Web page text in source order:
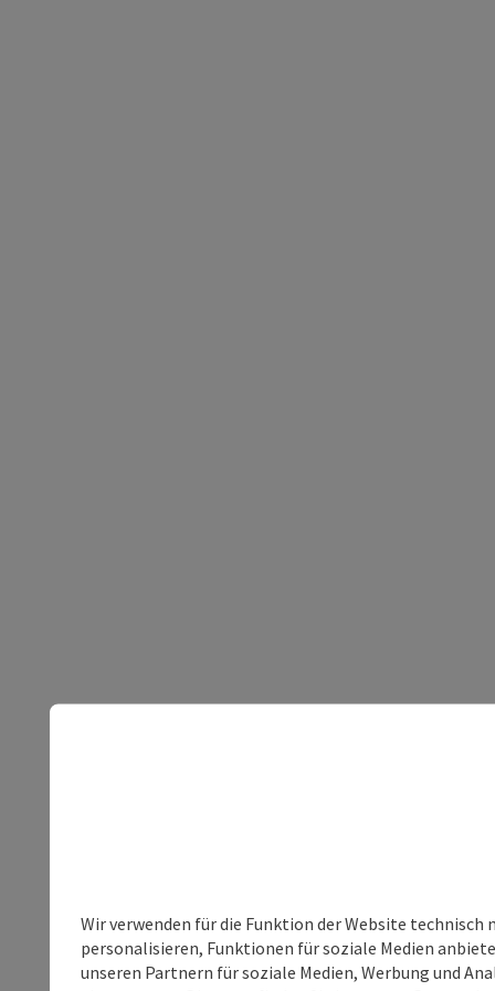
Wir verwenden für die Funktion der Website
personalisieren, Funktionen für soziale Medien
unseren Partnern für soziale Medien, Werbung und